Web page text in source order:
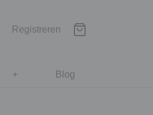
Registreren
Blog
+